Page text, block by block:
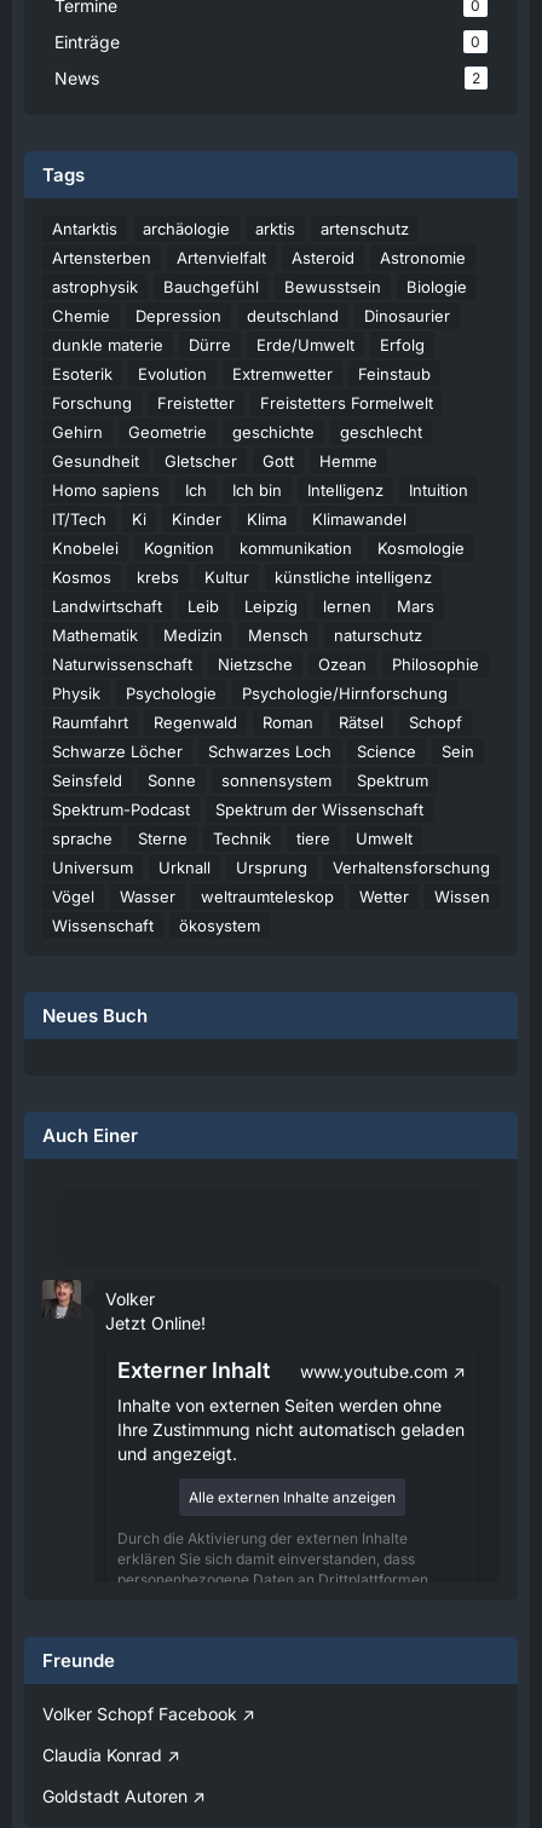
Termine 0
Einträge 0
News 2
Tags
Antarktis archäologie arktis
artenschutz
Artensterben
Artenvielfalt Asteroid
Astronomie
astrophysik
Bauchgefühl Bewusstsein
Biologie
Chemie
Depression deutschland
Dinosaurier
dunkle materie
Dürre Erde/Umwelt
Erfolg
Esoterik
Evolution Extremwetter
Feinstaub
Forschung
Freistetter
Freistetters Formelwelt
Gehirn
Geometrie geschichte
geschlecht
Gesundheit
Gletscher Gott
Hemme
Homo sapiens
Ich Ich bin Intelligenz
Intuition
IT/Tech
Ki Kinder Klima
Klimawandel
Knobelei
Kognition kommunikation
Kosmologie
Kosmos
krebs Kultur
künstliche intelligenz
Landwirtschaft
Leib Leipzig lernen
Mars
Mathematik
Medizin Mensch
naturschutz
Naturwissenschaft
Nietzsche Ozean
Philosophie
Physik
Psychologie
Psychologie/Hirnforschung
Raumfahrt
Regenwald Roman Rätsel
Schopf
Schwarze Löcher
Schwarzes Loch Science
Sein
Seinsfeld
Sonne sonnensystem
Spektrum
Spektrum-Podcast
Spektrum der Wissenschaft
sprache
Sterne Technik tiere
Umwelt
Universum
Urknall Ursprung
Verhaltensforschung
Vögel
Wasser weltraumteleskop Wetter
Wissen
Wissenschaft
ökosystem
Neues Buch
Auch Einer
Volker
Jetzt Online!
Externer Inhalt
www.youtube.com
Inhalte von externen Seiten werden ohne
Ihre Zustimmung nicht automatisch geladen
und angezeigt.
Alle externen Inhalte anzeigen
Durch die Aktivierung der externen Inhalte
erklären Sie sich damit einverstanden, dass
personenbezogene Daten an Drittplattformen
Verfügung gestellt.
08:25
Jetzt Online!
Externer Inhalt
Freunde
Volker Schopf Facebook
Claudia Konrad
Goldstadt Autoren